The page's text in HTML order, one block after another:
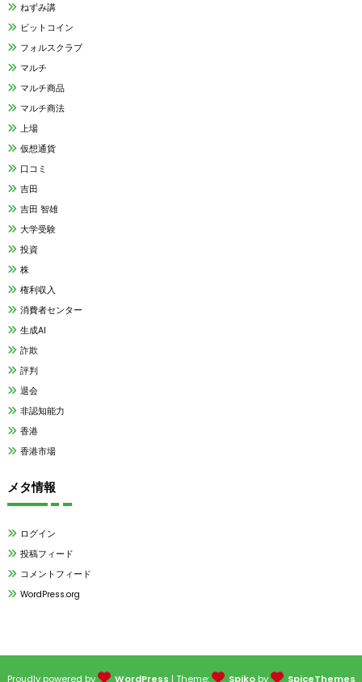
ねずみ講
ビットコイン
フォルスクラブ
マルチ
マルチ商品
マルチ商法
上場
仮想通貨
口コミ
吉田
吉田 智雄
大学受験
投資
株
権利収入
消費者センター
生成AI
詐欺
評判
退会
非認知能力
香港
香港市場
メタ情報
ログイン
投稿フィード
コメントフィード
WordPress.org
Proudly powered by WordPress | Theme: Spikoby SpiceThemes